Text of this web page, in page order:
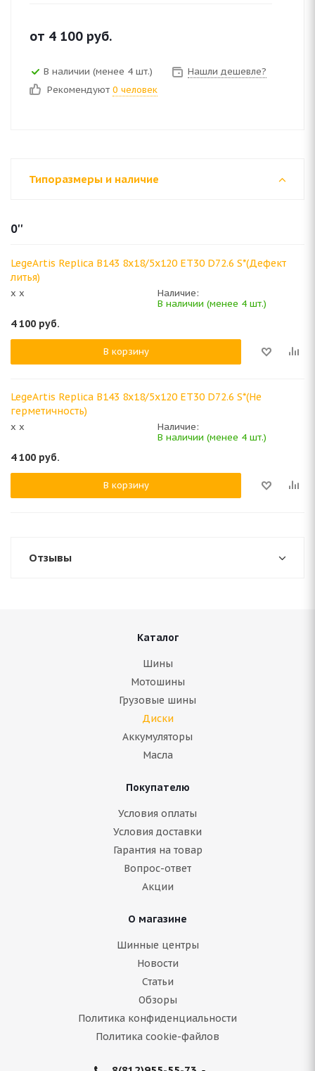
от 4 100 руб.
В наличии (менее 4 шт.)
Нашли дешевле?
Рекомендуют 0 человек
Типоразмеры и наличие
0''
LegeArtis Replica B143 8x18/5x120 ET30 D72.6 S*(Дефект
литья)
x x
Наличие:
В наличии (менее 4 шт.)
4 100 руб.
В корзину
LegeArtis Replica B143 8x18/5x120 ET30 D72.6 S*(Не
герметичность)
x x
Наличие:
В наличии (менее 4 шт.)
4 100 руб.
В корзину
Отзывы
Каталог
Шины
Мотошины
Грузовые шины
Диски
Аккумуляторы
Масла
Покупателю
Условия оплаты
Условия доставки
Гарантия на товар
Вопрос-ответ
Акции
О магазине
Шинные центры
Новости
Статьи
Обзоры
Политика конфиденциальности
Политика cookie-файлов